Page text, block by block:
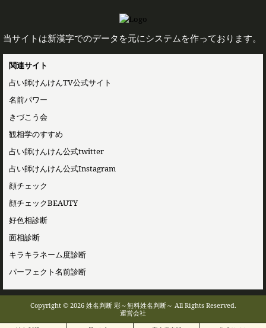
当サイトは新漢字でのデータを元にシステムを作っております。
関連サイト
占い師けんけんTV公式サイト
名前パワー
きづこう会
観相学のすすめ
占い師けんけん公式twitter
占い師けんけん公式Instagram
顔チェック
顔チェックBEAUTY
好色相診断
面相診断
キラキラネーム度診断
パーフェクト名前診断
Copyright © 2026 姓名判断 彩～無料姓名判断～ All Rights Reserved.
運営会社